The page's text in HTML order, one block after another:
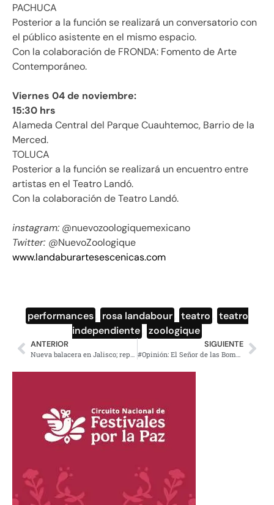
PACHUCA
Posterior a la función se realizará un conversatorio con
el público asistente en el mismo espacio.
Con la colaboración de FRONDA: Fomento de Arte
Contemporáneo.
Viernes 04 de noviembre:
15:30 hrs
Alameda Central del Parque Cuauhtemoc, Barrio de la
Merced.
TOLUCA
Posterior a la función se realizará un encuentro entre
artistas en el Teatro Landó.
Con la colaboración de Teatro Landó.
instagram: @nuevozoologiquemexicano
Twitter: @NuevoZoologique
www.landaburartesescenicas.com
performances rosa landabour teatro
teatro
independiente
zoologique
ANTERIOR SIGUIENTE